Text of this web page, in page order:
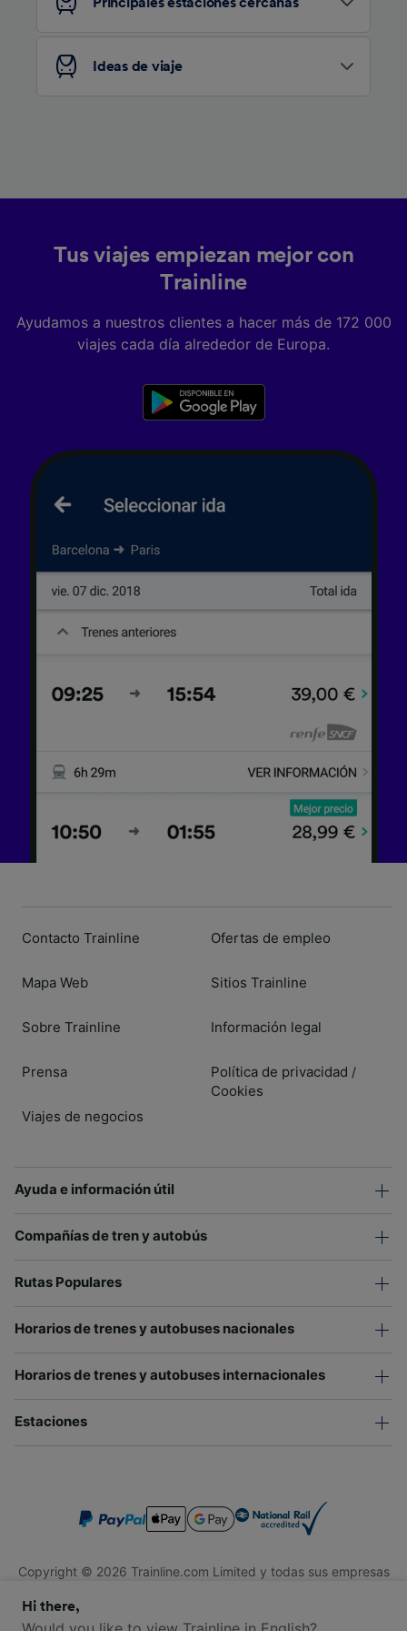
Ideas de viaje
Tus viajes empiezan mejor con
Trainline
Ayudamos a nuestros clientes a hacer más de 172 000
viajes cada día alrededor de Europa.
Contacto Trainline
Mapa Web
Sobre Trainline
Prensa
Viajes de negocios
Ofertas de empleo
Sitios Trainline
Información legal
Política de privacidad /
Cookies
Ayuda e información útil
Compañías de tren y autobús
Rutas Populares
Horarios de trenes y autobuses nacionales
Horarios de trenes y autobuses internacionales
Estaciones
Copyright © 2026 Trainline.com Limited y todas sus empresas
Trainline.com Limited está registrada en Inglaterra y Gales.
Compañía No. 3846791. Dirección: 1 Stonecutter St, Londres
Hi there,